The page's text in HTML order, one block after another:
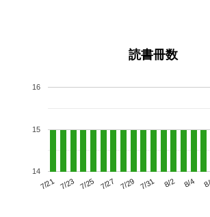
読書冊数
7/21 7/23 7/25 7/27 7/29 7/31 8/2 8/4
14
15
16